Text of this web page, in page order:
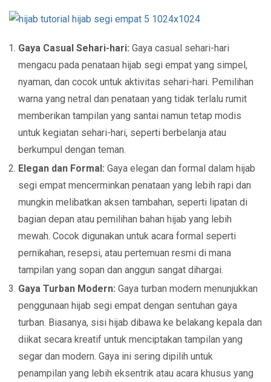
Gaya Casual Sehari-hari: Gaya casual sehari-hari
mengacu pada penataan hijab segi empat yang simpel,
nyaman, dan cocok untuk aktivitas sehari-hari. Pemilihan
warna yang netral dan penataan yang tidak terlalu rumit
memberikan tampilan yang santai namun tetap modis
untuk kegiatan sehari-hari, seperti berbelanja atau
berkumpul dengan teman.
Elegan dan Formal: Gaya elegan dan formal dalam hijab
segi empat mencerminkan penataan yang lebih rapi dan
mungkin melibatkan aksen tambahan, seperti lipatan di
bagian depan atau pemilihan bahan hijab yang lebih
mewah. Cocok digunakan untuk acara formal seperti
pernikahan, resepsi, atau pertemuan resmi di mana
tampilan yang sopan dan anggun sangat dihargai.
Gaya Turban Modern: Gaya turban modern menunjukkan
penggunaan hijab segi empat dengan sentuhan gaya
turban. Biasanya, sisi hijab dibawa ke belakang kepala dan
diikat secara kreatif untuk menciptakan tampilan yang
segar dan modern. Gaya ini sering dipilih untuk
penampilan yang lebih eksentrik atau acara khusus yang